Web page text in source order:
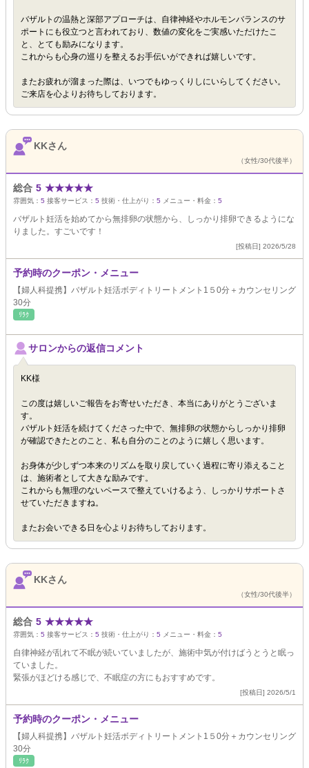
バザルトの温熱と深部アプローチは、自律神経やホルモンバランスのサ
ポートにも役立つと言われており、数値の変化をご実感いただけたこ
と、とても励みになります。
これからも心身の巡りを整えるお手伝いができれば嬉しいです。
またお疲れが溜まった際は、いつでもゆっくりしにいらしてください。
ご来店を心よりお待ちしております。
KKさん
（女性/30代後半）
総合 5 ★★★★★
雰囲気： 5 接客サービス： 5 技術・仕上がり： 5 メニュー・料金： 5
バザルト妊活を始めてから無排卵の状態から、しっかり排卵できるようにな
りました。すごいです！
[投稿日] 2026/5/28
予約時のクーポン・メニュー
【婦人科提携】バザルト妊活ボディトリートメント1５0分＋カウンセリング
30分
ﾘﾗｸ
サロンからの返信コメント
KK様
この度は嬉しいご報告をお寄せいただき、本当にありがとうございま
す。
バザルト妊活を続けてくださった中で、無排卵の状態からしっかり排卵
が確認できたとのこと、私も自分のことのように嬉しく思います。
お身体が少しずつ本来のリズムを取り戻していく過程に寄り添えること
は、施術者として大きな励みです。
これからも無理のないペースで整えていけるよう、しっかりサポートさ
せていただきますね。
またお会いできる日を心よりお待ちしております。
KKさん
（女性/30代後半）
総合 5 ★★★★★
雰囲気： 5 接客サービス： 5 技術・仕上がり： 5 メニュー・料金： 5
自律神経が乱れて不眠が続いていましたが、施術中気が付けばうとうと眠っ
ていました。
緊張がほどける感じで、不眠症の方にもおすすめです。
[投稿日] 2026/5/1
予約時のクーポン・メニュー
【婦人科提携】バザルト妊活ボディトリートメント1５0分＋カウンセリング
30分
ﾘﾗｸ